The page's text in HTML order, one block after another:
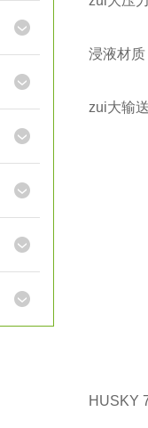
浸液材质
zui大输
HUSKY